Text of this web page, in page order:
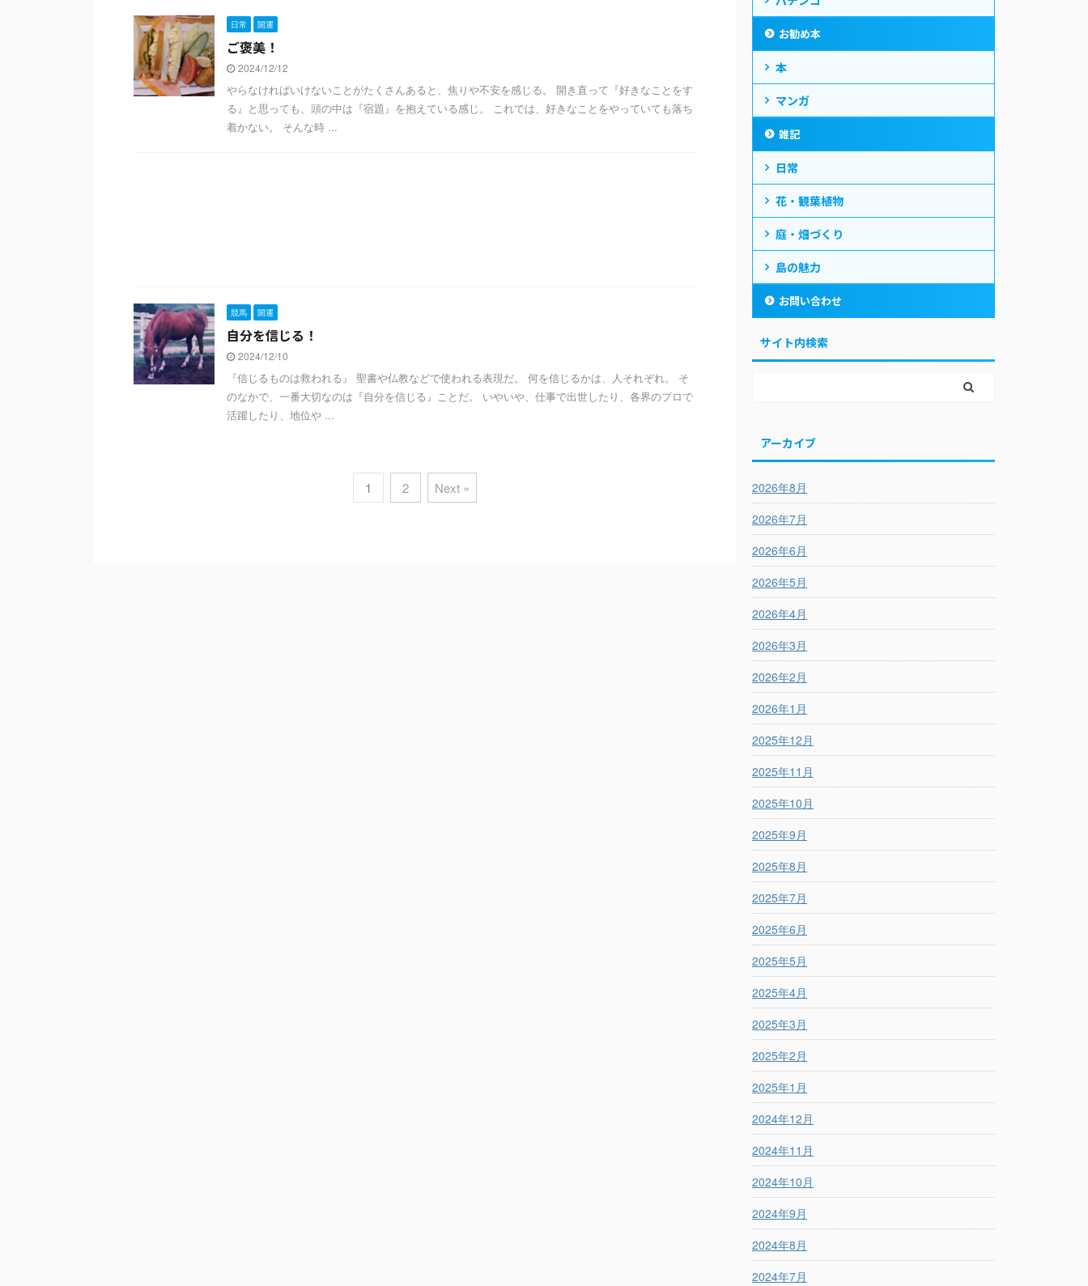
日常 開運
ご褒美！
2024/12/12
やらなければいけないことがたくさんあると、焦りや不安を感じる。 開き直って『好きなことをす
る』と思っても、頭の中は『宿題』を抱えている感じ。 これでは、好きなことをやっていても落ち
着かない。 そんな時 ...
競馬 開運
自分を信じる！
2024/12/10
『信じるものは救われる』 聖書や仏教などで使われる表現だ。 何を信じるかは、人それぞれ。 そ
のなかで、一番大切なのは『自分を信じる』ことだ。 いやいや、仕事で出世したり、各界のプロで
活躍したり、地位や ...
1 2 Next »
お勧め本
本
マンガ
雑記
日常
花・観葉植物
庭・畑づくり
島の魅力
お問い合わせ
サイト内検索
アーカイブ
2026年8月
2026年7月
2026年6月
2026年5月
2026年4月
2026年3月
2026年2月
2026年1月
2025年12月
2025年11月
2025年10月
2025年9月
2025年8月
2025年7月
2025年6月
2025年5月
2025年4月
2025年3月
2025年2月
2025年1月
2024年12月
2024年11月
2024年10月
2024年9月
2024年8月
2024年7月